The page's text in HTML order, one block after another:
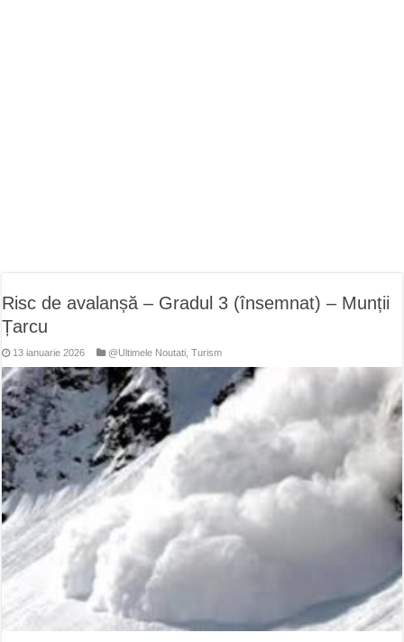
Risc de avalanșă – Gradul 3 (însemnat) – Munții
Țarcu
13 ianuarie 2026 @Ultimele Noutati ,Turism